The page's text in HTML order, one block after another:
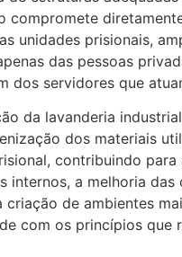
compromete
unidades prisionais,
das pessoas
dos servidores que
da lavanderia
dos materiais
contribuindo para
internos, a melhoria das
criação de ambientes
com os princípios que